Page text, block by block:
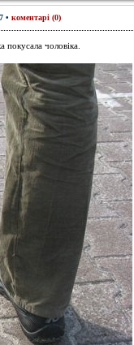
• коментарі (0)
чоловіка.